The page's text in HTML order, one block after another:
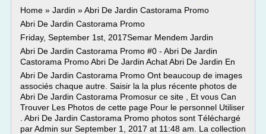
Home » Jardin » Abri De Jardin Castorama Promo
Abri De Jardin Castorama Promo
Friday, September 1st, 2017Semar Mendem Jardin
Abri De Jardin Castorama Promo #0 - Abri De Jardin
Castorama Promo Abri De Jardin Achat Abri De Jardin En
Abri De Jardin Castorama Promo Ont beaucoup de images
associés chaque autre. Saisir la la plus récente photos de
Abri De Jardin Castorama Promosur ce site , Et vous Can
Trouver Les Photos de cette page Pour le personnel Utiliser
. Abri De Jardin Castorama Promo photos sont Téléchargé
par Admin sur September 1, 2017 at 11:48 am. La collection